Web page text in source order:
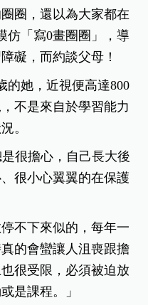
圈，還以為大家都在
仿「寫0畫圈圈」，導
礙，而約談父母！
的她，近視便高達800
不是來自於學習能力
。
很擔心，自己長大後
很小心翼翼的在保護
不下來似的，每年一
的會蠻讓人沮喪跟擔
很受限，必須被迫放
是課程。」